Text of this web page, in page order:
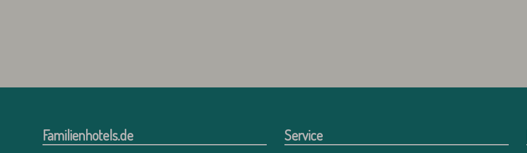
Familienhotels.de Service